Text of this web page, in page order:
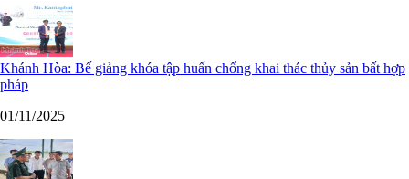
Khánh Hòa: Bế giảng khóa tập huấn chống khai thác thủy sản bất hợp
pháp
01/11/2025